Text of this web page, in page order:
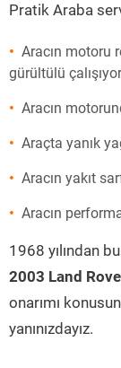
Pratik Araba
Aracın motoru
gürültülü
Aracın
Araçta yanık
Aracın yakıt
Aracın
1968 yılından
2003 Land
onarımı
yanınızdayız.